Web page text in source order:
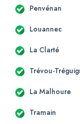
Penvénan
Louannec
La Clarté
Trévou-
La Malhoure
Tramain